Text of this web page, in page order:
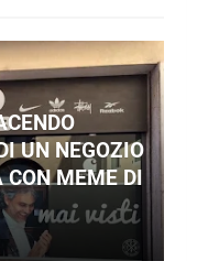
UN NEGOZIO
CON MEME DI